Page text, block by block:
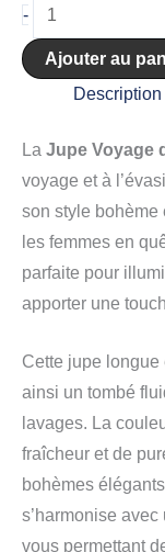
-
Ajouter au
Description
La Jupe Voyage
voyage et à
son style bohème
les femmes en
parfaite pour
apporter une
Cette jupe longue
ainsi un tombé
lavages. La
fraîcheur et de
bohèmes
s’harmonise
vous permettant